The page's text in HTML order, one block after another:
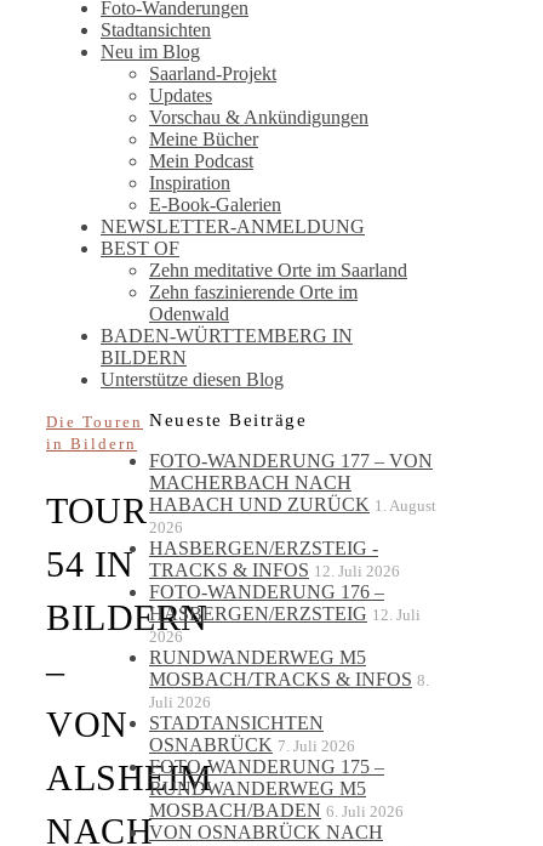
Foto-Wanderungen
Stadtansichten
Neu im Blog
Saarland-Projekt
Updates
Vorschau & Ankündigungen
Meine Bücher
Mein Podcast
Inspiration
E-Book-Galerien
NEWSLETTER-ANMELDUNG
BEST OF
Zehn meditative Orte im Saarland
Zehn faszinierende Orte im
Odenwald
BADEN-WÜRTTEMBERG IN
BILDERN
Unterstütze diesen Blog
Die Touren
in Bildern
TOUR
54 IN
BILDERN
–
VON
ALSHEIM
NACH
Neueste Beiträge
FOTO-WANDERUNG 177 – VON
MACHERBACH NACH
HABACH UND ZURÜCK 1. August
2026
HASBERGEN/ERZSTEIG -
TRACKS & INFOS 12. Juli 2026
FOTO-WANDERUNG 176 –
HASBERGEN/ERZSTEIG 12. Juli
2026
RUNDWANDERWEG M5
MOSBACH/TRACKS & INFOS 8.
Juli 2026
STADTANSICHTEN
OSNABRÜCK 7. Juli 2026
FOTO-WANDERUNG 175 –
RUNDWANDERWEG M5
MOSBACH/BADEN 6. Juli 2026
VON OSNABRÜCK NACH